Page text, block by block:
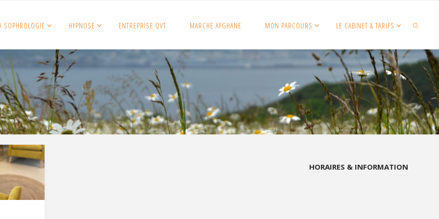
SOPHROLOGIE HYPNOSE ENTREPRISE QVT MARCHE AFGHANE MON PARCOURS LE CABINET & TARIFS
SEARCH
HORAIRES & INFORMATION